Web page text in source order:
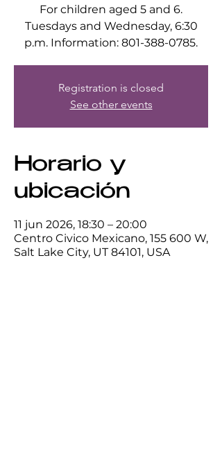
For children aged 5 and 6.
Tuesdays and Wednesday, 6:30
p.m. Information: 801-388-0785.
Registration is closed
See other events
Horario y
ubicación
11 jun 2026, 18:30 – 20:00
Centro Civico Mexicano, 155 600 W,
Salt Lake City, UT 84101, USA